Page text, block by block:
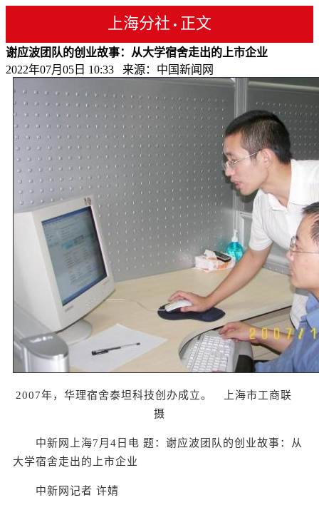
上海分社 • 正文
谢应波团队的创业故事：从大学宿舍走出的上市企业
2022年07月05日 10:33 来源：中国新闻网
2007年，华理宿舍泰坦科技创办成立。 上海市工商联
摄
中新网上海7月4日电 题：谢应波团队的创业故事：从
大学宿舍走出的上市企业
中新网记者 许婧